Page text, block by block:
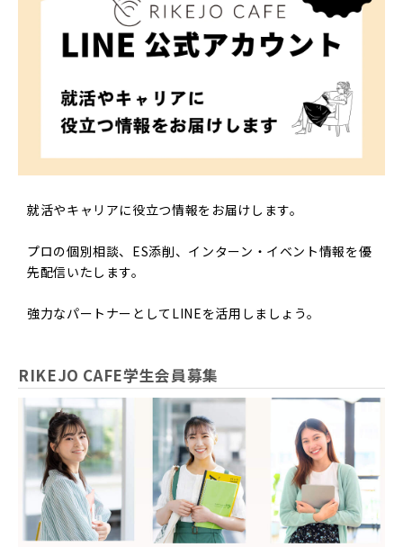
就活やキャリアに役立つ情報をお届けします。
プロの個別相談、ES添削、インターン・イベント情報を優
先配信いたします。
強力なパートナーとしてLINEを活用しましょう。
RIKEJO CAFE学生会員募集